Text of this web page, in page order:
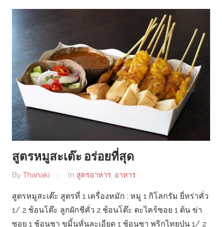
สูตรหมูสะเต๊ะ อร่อยที่สุด
By Thanaki In สูตรอาหาร, อาหาร
สูตรหมูสะเต๊ะ สูตรที่ 1 เครื่องหมัก : หมู 1 กิโลกรัม ยี่หร่าคั่ว
1/ 2 ช้อนโต๊ะ ลูกผักชีคั่ว 2 ช้อนโต๊ะ ตะไคร้ซอย 1 ต้น ข่า
ซอย 1 ช้อนชา ขมิ้นหั่นละเอียด 1 ช้อนชา พริกไทยป่น 1/ 2